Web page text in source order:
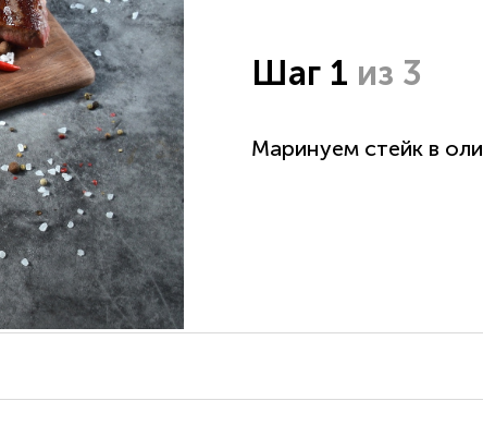
Шаг 1 из 3
Маринуем стейк в